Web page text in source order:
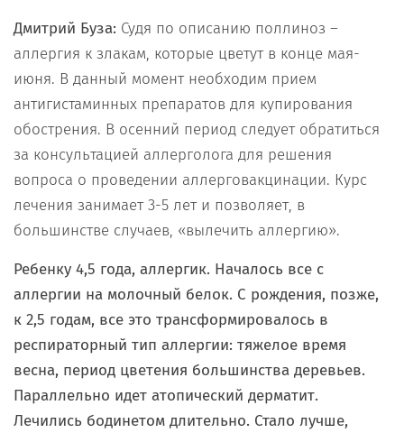
Дмитрий Буза: Судя по описанию поллиноз –
аллергия к злакам, которые цветут в конце мая-
июня. В данный момент необходим прием
антигистаминных препаратов для купирования
обострения. В осенний период следует обратиться
за консультацией аллерголога для решения
вопроса о проведении аллерговакцинации. Курс
лечения занимает 3-5 лет и позволяет, в
большинстве случаев, «вылечить аллергию».
Ребенку 4,5 года, аллергик. Началось все с
аллергии на молочный белок. С рождения, позже,
к 2,5 годам, все это трансформировалось в
респираторный тип аллергии: тяжелое время
весна, период цветения большинства деревьев.
Параллельно идет атопический дерматит.
Лечились бодинетом длительно. Стало лучше,